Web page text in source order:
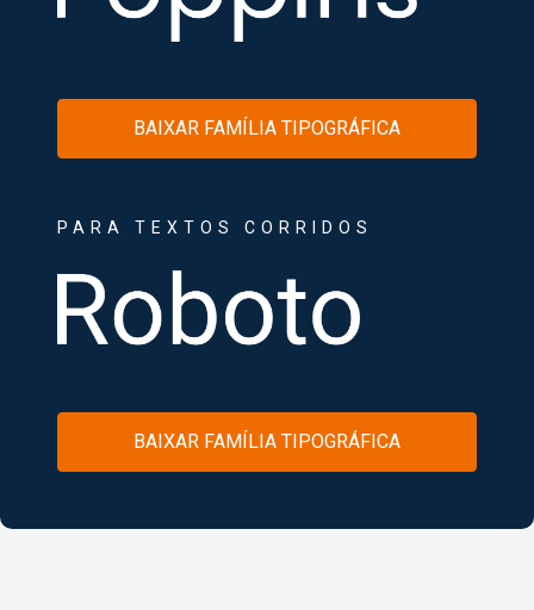
BAIXAR FAMÍLIA TIPOGRÁFICA
PARA TEXTOS CORRIDOS
BAIXAR FAMÍLIA TIPOGRÁFICA